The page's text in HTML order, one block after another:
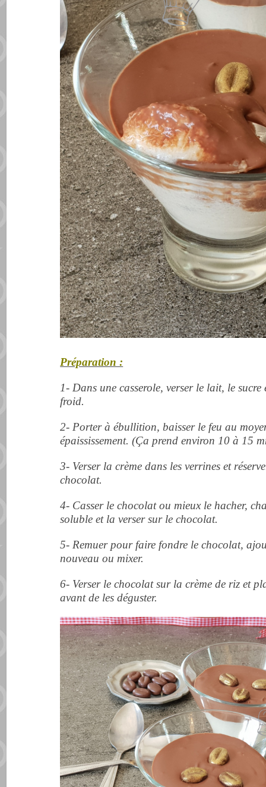
Préparation :
1- Dans une casserole, verser le lait, le
froid.
2- Porter à ébullition, baisser le feu au
épaississement. (Ça prend environ 10 à 15
3- Verser la crème dans les verrines et
chocolat.
4- Casser le chocolat ou mieux le hacher,
soluble et la verser sur le chocolat.
5- Remuer pour faire fondre le chocolat,
nouveau ou mixer.
6- Verser le chocolat sur la crème de riz et
avant de les déguster.